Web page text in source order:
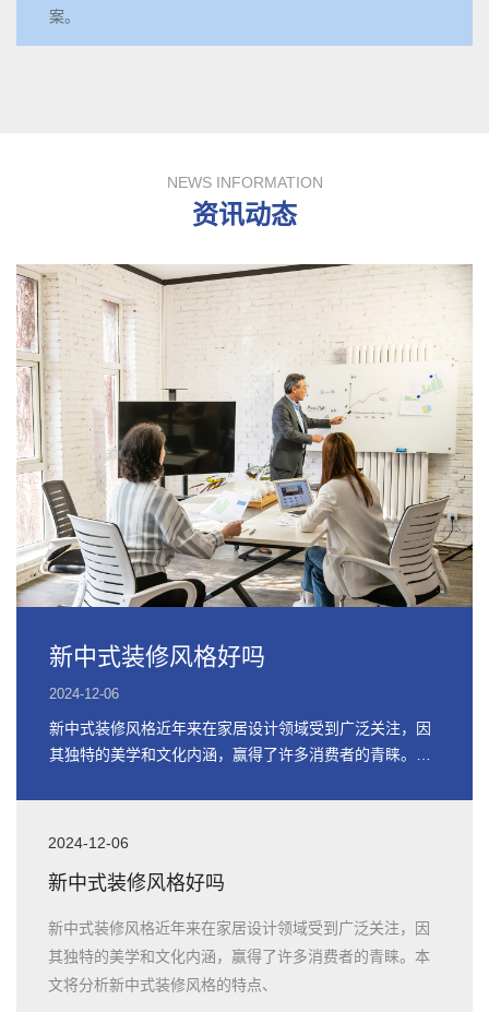
案。
NEWS INFORMATION
资讯动态
新中式装修风格好吗
2024-12-06
新中式装修风格近年来在家居设计领域受到广泛关注，因
其独特的美学和文化内涵，赢得了许多消费者的青睐。本
2024-12-06
新中式装修风格好吗
新中式装修风格近年来在家居设计领域受到广泛关注，因
其独特的美学和文化内涵，赢得了许多消费者的青睐。本
文将分析新中式装修风格的特点、